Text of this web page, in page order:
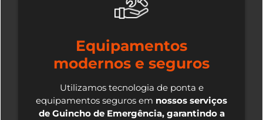
Equipamentos
modernos e seguros
Utilizamos tecnologia de ponta e
equipamentos seguros em nossos serviços
de Guincho de Emergência, garantindo a